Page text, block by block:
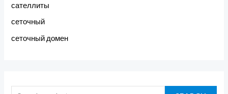
сателлиты
сеточный
сеточный домен